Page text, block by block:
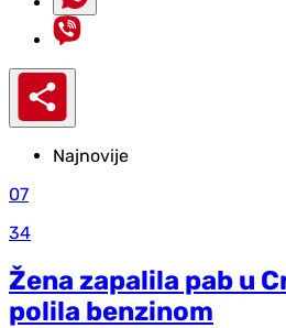
Najnovije
07
34
Žena zapalila pab u
polila benzinom